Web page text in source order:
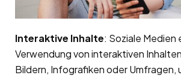
Interaktive Inhalte: Soziale Medien
Verwendung von interaktiven
Bildern, Infografiken oder Umfragen,